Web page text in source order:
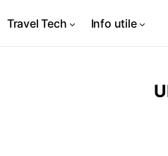
Travel Tech Info utile